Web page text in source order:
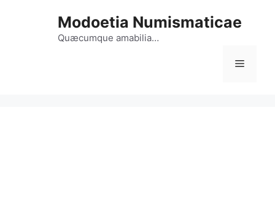
Modoetia Numismaticae
Quæcumque amabilia…
Menu